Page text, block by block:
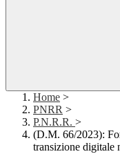
Home >
PNRR >
P.N.R.R. >
(D.M. 66/2023):
transizione digitale